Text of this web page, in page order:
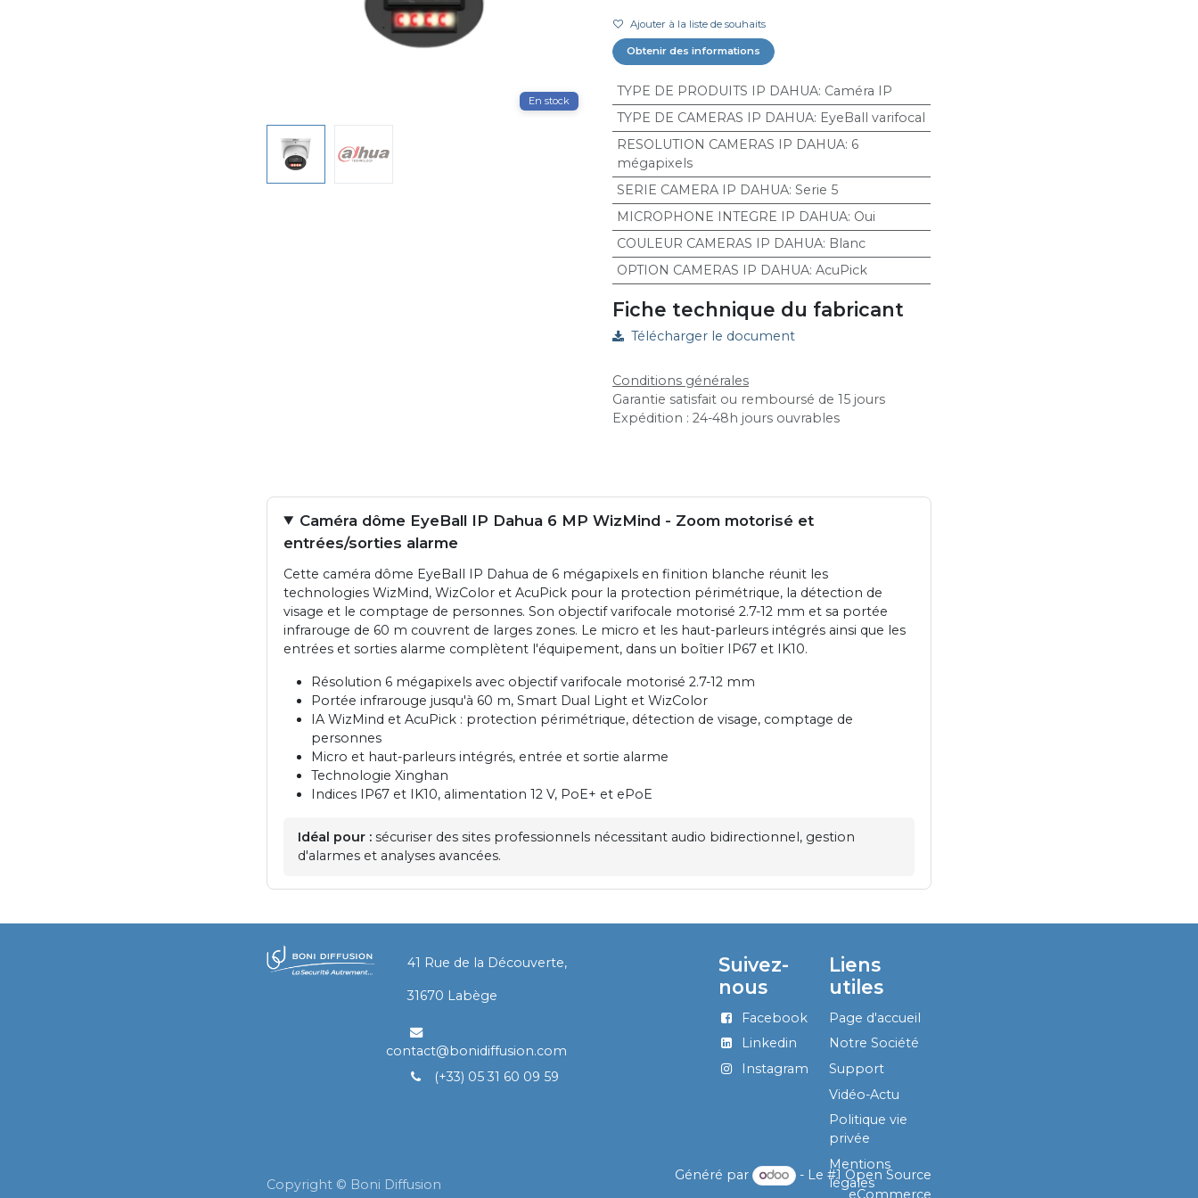
En stock
Ajouter à la liste de souhaits
Obtenir des informations
TYPE DE PRODUITS IP DAHUA: Caméra IP
TYPE DE CAMERAS IP DAHUA: EyeBall varifocal
RESOLUTION CAMERAS IP DAHUA: 6
mégapixels
SERIE CAMERA IP DAHUA: Serie 5
MICROPHONE INTEGRE IP DAHUA: Oui
COULEUR CAMERAS IP DAHUA: Blanc
OPTION CAMERAS IP DAHUA: AcuPick
Fiche technique du fabricant
Télécharger le document
Conditions générales
Garantie satisfait ou remboursé de 15 jours
Expédition : 24-48h jours ouvrables
Caméra dôme EyeBall IP Dahua 6 MP WizMind - Zoom motorisé et
entrées/sorties alarme
Cette caméra dôme EyeBall IP Dahua de 6 mégapixels en finition blanche réunit les
technologies WizMind, WizColor et AcuPick pour la protection périmétrique, la détection de
visage et le comptage de personnes. Son objectif varifocale motorisé 2.7-12 mm et sa portée
infrarouge de 60 m couvrent de larges zones. Le micro et les haut-parleurs intégrés ainsi que les
entrées et sorties alarme complètent l'équipement, dans un boîtier IP67 et IK10.
Résolution 6 mégapixels avec objectif varifocale motorisé 2.7-12 mm
Portée infrarouge jusqu'à 60 m, Smart Dual Light et WizColor
IA WizMind et AcuPick : protection périmétrique, détection de visage, comptage de
personnes
Micro et haut-parleurs intégrés, entrée et sortie alarme
Technologie Xinghan
Indices IP67 et IK10, alimentation 12 V, PoE+ et ePoE
Idéal pour : sécuriser des sites professionnels nécessitant audio bidirectionnel, gestion
d'alarmes et analyses avancées.
​41 Rue de la Découverte,
​31670 Labège
contact@bonidiffusion.com
(+33) 05 31 60 09 59
Liens
utiles
Page d'accueil
Notre Société
Support
Vidéo-Actu
Politique vie
privée
Mentions
légales
Suivez-
nous
Facebook
Linkedin
Instagram
Copyright © Boni Diffusion
Généré par - Le #1 Open Source
eCommerce